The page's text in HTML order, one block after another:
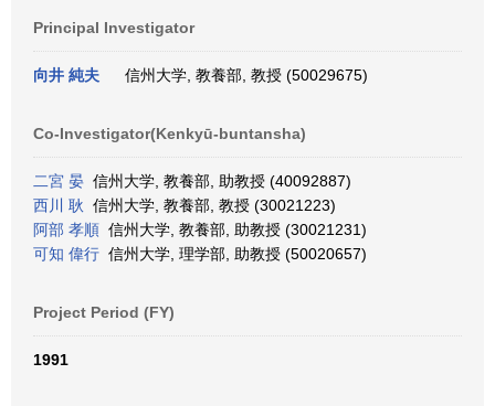
Principal Investigator
向井 純夫 信州大学, 教養部, 教授 (50029675)
Co-Investigator(Kenkyū-buntansha)
二宮 晏 信州大学, 教養部, 助教授 (40092887)
西川 耿 信州大学, 教養部, 教授 (30021223)
阿部 孝順 信州大学, 教養部, 助教授 (30021231)
可知 偉行 信州大学, 理学部, 助教授 (50020657)
Project Period (FY)
1991